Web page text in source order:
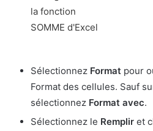
Sélectionnez Format pour
Format des cellules. Sauf
sélectionnez Format avec.
Sélectionnez le Remplir et